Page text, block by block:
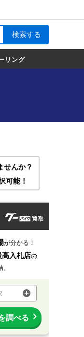
リング
せんか？
可能！
が分かる！
高入札店の
調べる